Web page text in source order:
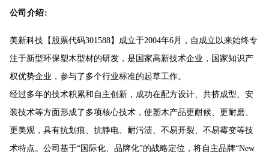
公司介绍:
美新科技【股票代码301588】成立于2004年6月，自成立以来始终专
注于新型环保塑木型材的研发，是国家高新技术企业，国家知识产
权优势企业，参与了多个行业标准的起草工作。
经过多年的技术积累和自主创新，成功在配方设计、共挤成型、安
装技术等方面形成了多项核心技术，使塑木产品更耐候、更耐磨、
更美观，具有抗划痕、抗静电、耐污渍、不易开裂、不易霉变等技
术特点。公司基于“国际化、品牌化”的战略定位，将自主品牌“New